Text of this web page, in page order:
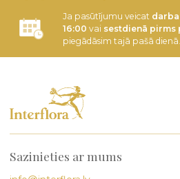
Ja pasūtījumu veicat
16:00 vai sestdienā pirms
piegādāsim tajā pašā dienā.
Sazinieties ar mums